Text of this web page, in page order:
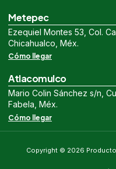
Metepec
Ezequiel Montes 53, Col.
Chicahualco, Méx.
Cómo llegar
Atlacomulco
Mario Colin Sánchez s/n,
Fabela, Méx.
Cómo llegar
Copyright © 2026